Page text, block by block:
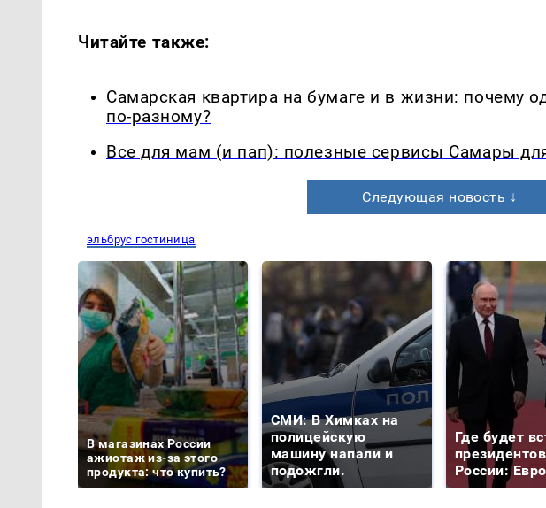
Читайте также:
Самарская квартира на бумаге и в жизни: почему
по-разному?
Все для мам (и пап): полезные сервисы Самары
Следующая новость ↓
эльбрус гостиница
В магазинах России
ажиотаж из-за этого
продукта: что купить?
СМИ: В Химках на
полицейскую
машину напали и
подожгли.
Где будет
России: